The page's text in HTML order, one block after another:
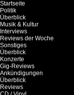
Startseite
Politik
Überblick
Musik & Kultur
Interviews
Reviews der Woche
Sonstiges
Überblick
Konzerte
Gig-Reviews
Ankündigungen
Überblick
Reviews